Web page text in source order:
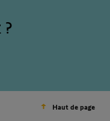
Haut de page